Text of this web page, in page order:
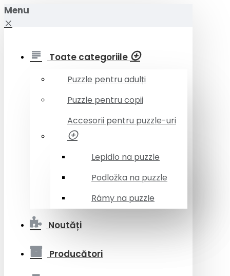
Menu
Toate categoriile
Puzzle pentru adulți
Puzzle pentru copii
Accesorii pentru puzzle-uri
Lepidlo na puzzle
Podložka na puzzle
Rámy na puzzle
Noutăți
Producători